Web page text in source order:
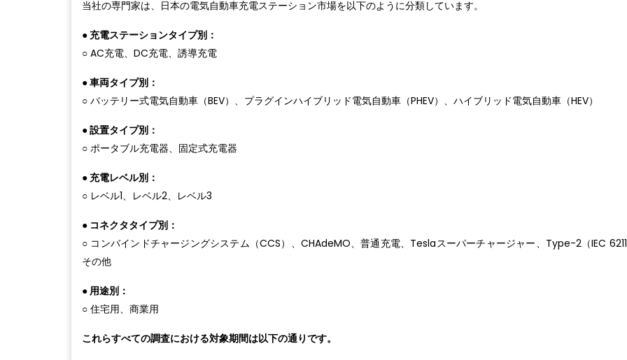
当社の専門家は、日本の電気自動車充電ステーション市場を以下のように分類しています。
● 充電ステーションタイプ別：
○ AC充電、DC充電、誘導充電
● 車両タイプ別：
○ バッテリー式電気自動車（BEV）、プラグインハイブリッド電気自動車（PHEV）、ハイブリッド電気自動車（HEV）
● 設置タイプ別：
○ ポータブル充電器、固定式充電器
● 充電レベル別：
○ レベル1、レベル2、レベル3
● コネクタタイプ別：
○ コンバインドチャージングシステム（CCS）、CHAdeMO、普通充電、Teslaスーパーチャージャー、Type-2（IEC
その他
● 用途別：
○ 住宅用、商業用
これらすべての調査における対象期間は以下の通りです。